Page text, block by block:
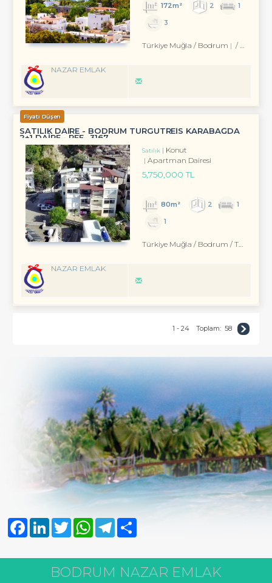
172m² 2
1
3
Türkiye Muğla / Bodrum / Eskiçeşme Mah.
NAZAR EMLAK
Fiyatı Düşen
SATILIK DAİRE - BODRUM TURGUTREİS KARABAĞDA
2+1 DAİRE - REF- 3167
Satılık
Konut
Apartman Dairesi
5,750,000 TL
80m² 2
1
1
Türkiye Muğla / Bodrum / Turgutreis
NAZAR EMLAK
1 - 24 Toplam: 58
FacebookLinkedInTwitter WhatsAppTelegram
BODRUM NAZAR EMLAK